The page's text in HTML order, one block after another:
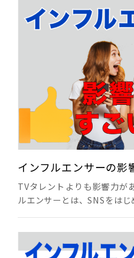
インフルエンサーの
TVタレントよりも影響力が
ルエンサーとは、SNSをは